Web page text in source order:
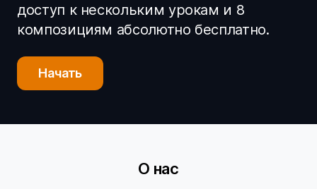
доступ к нескольким урокам и 8
композициям абсолютно бесплатно.
Начать
О нас